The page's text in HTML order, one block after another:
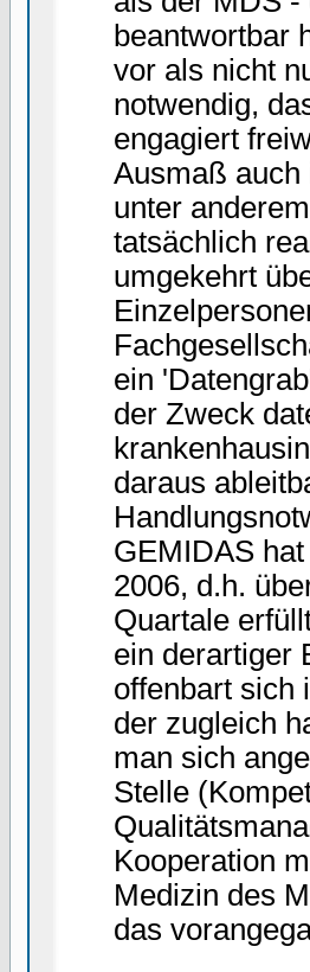
beantwortbar
vor als nicht
notwendig,
engagiert
Ausmaß auch
unter
tatsächlich
umgekehrt
ein
der Zweck
daraus
GEMIDAS
2006, d.h.
Quartale
ein derartiger
offenbart sich
der zugleich
man sich
Stelle
Kooperation
Medizin des
das